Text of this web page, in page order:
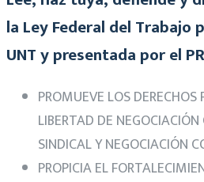
la Ley Federal del Trabajo
UNT y presentada por el
PROMUEVE LOS
LIBERTAD DE
SINDICAL Y NEGOCIACIÓN
PROPICIA EL